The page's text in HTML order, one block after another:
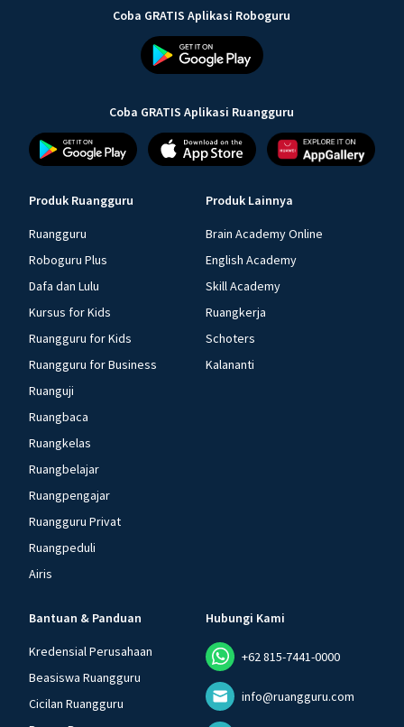
Coba GRATIS Aplikasi Roboguru
Coba GRATIS Aplikasi Ruangguru
Produk Ruangguru
Ruangguru
Roboguru Plus
Dafa dan Lulu
Kursus for Kids
Ruangguru for Kids
Ruangguru for Business
Ruanguji
Ruangbaca
Ruangkelas
Ruangbelajar
Ruangpengajar
Ruangguru Privat
Ruangpeduli
Airis
Produk Lainnya
Brain Academy Online
English Academy
Skill Academy
Ruangkerja
Schoters
Kalananti
Bantuan & Panduan
Kredensial Perusahaan
Beasiswa Ruangguru
Cicilan Ruangguru
Hubungi Kami
+62 815-7441-0000
info@ruangguru.com